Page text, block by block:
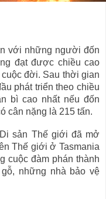
với những người đốn
đạt được chiều cao
đời. Sau thời gian
phát triển theo chiều
bì cao nhất nếu đốn
cân nặng là 215 tấn.
sản Thế giới đã mở
Thế giới ở Tasmania
cuộc đàm phán thành
những nhà bảo vệ